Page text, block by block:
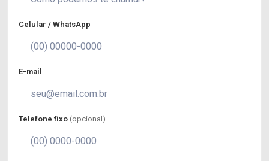
Celular / WhatsApp
E-mail
Telefone fixo (opcional)